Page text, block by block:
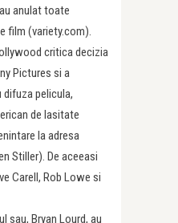
anulat toate
film (variety.com).
critica decizia
Pictures si a
pelicula,
de lasitate
la adresa
Stiller). De aceeasi
Carell, Rob Lowe si
sau, Bryan Lourd, au